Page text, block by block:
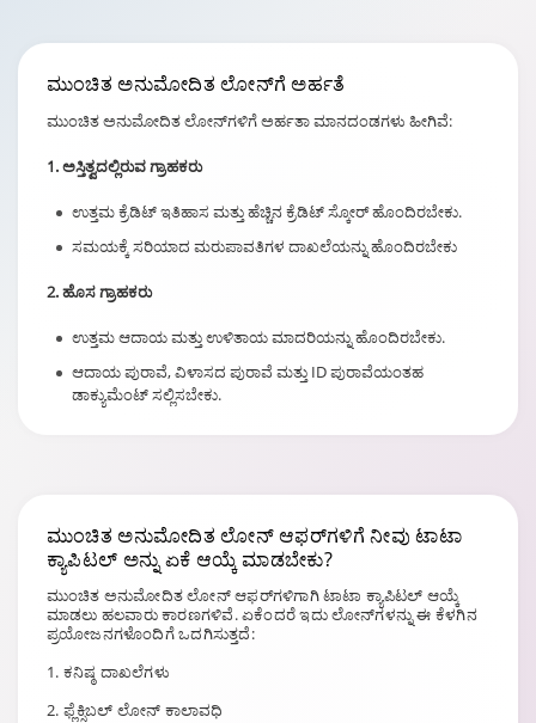
ಮುಂಚಿತ ಅನುಮೋದಿತ ಲೋನ್‌ಗೆ ಅರ್ಹತೆ
ಮುಂಚಿತ ಅನುಮೋದಿತ ಲೋನ್‌ಗಳಿಗೆ ಅರ್ಹತಾ ಮಾನದಂಡಗಳು ಹೀಗಿವೆ:
1. ಅಸ್ತಿತ್ವದಲ್ಲಿರುವ ಗ್ರಾಹಕರು
ಉತ್ತಮ ಕ್ರೆಡಿಟ್ ಇತಿಹಾಸ ಮತ್ತು ಹೆಚ್ಚಿನ ಕ್ರೆಡಿಟ್ ಸ್ಕೋರ್ ಹೊಂದಿರಬೇಕು.
ಸಮಯಕ್ಕೆ ಸರಿಯಾದ ಮರುಪಾವತಿಗಳ ದಾಖಲೆಯನ್ನು ಹೊಂದಿರಬೇಕು
2. ಹೊಸ ಗ್ರಾಹಕರು
ಉತ್ತಮ ಆದಾಯ ಮತ್ತು ಉಳಿತಾಯ ಮಾದರಿಯನ್ನು ಹೊಂದಿರಬೇಕು.
ಆದಾಯ ಪುರಾವೆ, ವಿಳಾಸದ ಪುರಾವೆ ಮತ್ತು ID ಪುರಾವೆಯಂತಹ
ಡಾಕ್ಯುಮೆಂಟ್ ಸಲ್ಲಿಸಬೇಕು.
ಮುಂಚಿತ ಅನುಮೋದಿತ ಲೋನ್ ಆಫರ್‌ಗಳಿಗೆ ನೀವು ಟಾಟಾ
ಕ್ಯಾಪಿಟಲ್ ಅನ್ನು ಏಕೆ ಆಯ್ಕೆ ಮಾಡಬೇಕು?
ಮುಂಚಿತ ಅನುಮೋದಿತ ಲೋನ್ ಆಫರ್‌ಗಳಿಗಾಗಿ ಟಾಟಾ ಕ್ಯಾಪಿಟಲ್ ಆಯ್ಕೆ
ಮಾಡಲು ಹಲವಾರು ಕಾರಣಗಳಿವೆ. ಏಕೆಂದರೆ ಇದು ಲೋನ್‌ಗಳನ್ನು ಈ ಕೆಳಗಿನ
ಪ್ರಯೋಜನಗಳೊಂದಿಗೆ ಒದಗಿಸುತ್ತದೆ:
1. ಕನಿಷ್ಠ ದಾಖಲೆಗಳು
2. ಫ್ಲೆಕ್ಸಿಬಲ್ ಲೋನ್ ಕಾಲಾವಧಿ